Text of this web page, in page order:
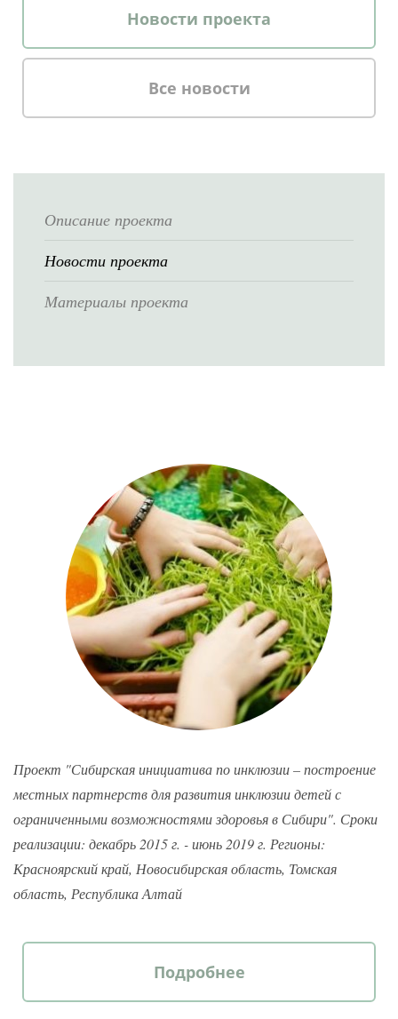
Новости проекта
Все новости
Описание проекта
Новости проекта
Материалы проекта
Проект "Сибирская инициатива по инклюзии – построение
местных партнерств для развития инклюзии детей с
ограниченными возможностями здоровья в Сибири". Сроки
реализации: декабрь 2015 г. - июнь 2019 г. Регионы:
Красноярский край, Новосибирская область, Томская
область, Республика Алтай
Подробнее